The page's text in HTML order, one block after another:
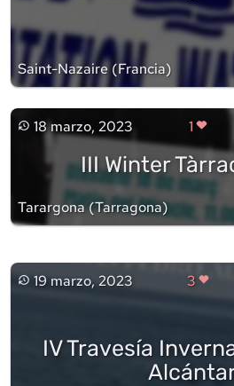
Saint-Nazaire (Francia)
18 marzo, 2023 1
III Winter
Tarargona(Tarragona)
19 marzo, 2023 3
IV Travesía